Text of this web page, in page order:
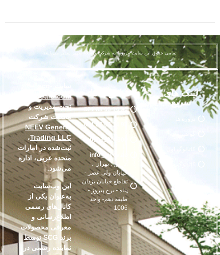
لینک های
سریع
پروژه ها
تماس با ما
96 14 65 88 021
09033000900
info@neev.ae
آدرس : تهران ،
خیابان ولی عصر -
تقاطع خیابان یزدان
پناه - برج پیروز -
طبقه دهم- واحد
1006
smartboard.com
تحت مدیریت و
مالکیت شرکت
NEEV General
Trading LLC،
ثبت‌شده در امارات
متحده عربی، اداره
می‌شود.
این وب‌سایت
به‌عنوان یکی از
کانال‌های رسمی
اطلاع‌رسانی و
معرفی محصولات
برند SCG توسط
نماینده رسمی در
تمامی حقوق این سایت مربوط به شرکت توسعه تجهیز سمیر می‌باشد